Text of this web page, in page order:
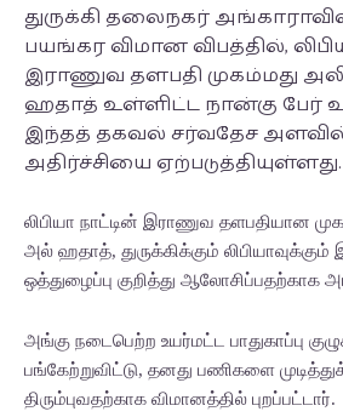
துருக்கி தலைநகர்
பயங்கர விமான விபத்தில்,
இராணுவ தளபதி முகம்மது
ஹதாத் உள்ளிட்ட நான்கு பேர்
இந்தத் தகவல் சர்வதேச அளவில்
அதிர்ச்சியை ஏற்படுத்தியுள்ளது.
லிபியா நாட்டின் இராணுவ தளபதியான
அல் ஹதாத், துருக்கிக்கும் லிபியாவுக்கும்
ஒத்துழைப்பு குறித்து ஆலோசிப்பதற்காக
அங்கு நடைபெற்ற உயர்மட்ட பாதுகாப்பு
பங்கேற்றுவிட்டு, தனது பணிகளை
திரும்புவதற்காக விமானத்தில் புறப்பட்டார்.